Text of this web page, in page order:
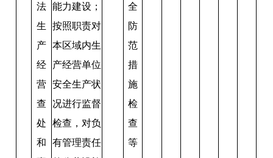
法
生
产
经
营
查
处
和
能力建设；
按照职责对
本区域内生
产经营单位
安全生产状
况进行监督
检查，对负
有管理责任
全
防
范
措
施
检
查
等